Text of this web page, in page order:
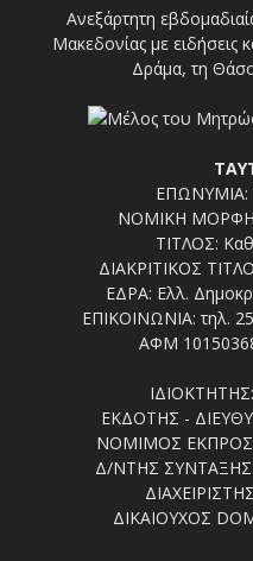
Ανεξάρτητη
Μακεδονίας με ειδήσεις
Δράμα, τη
ΕΠΩΝΥΜΙΑ:
ΝΟΜΙΚΗ ΜΟΡΦΗ:
ΤΙΤΛΟΣ:
ΔΙΑΚΡΙΤΙΚΟΣ
ΕΔΡΑ: Ελλ.
ΕΠΙΚΟΙΝΩΝΙΑ: τηλ.
ΑΦΜ
ΙΔΙΟΚΤΗΤΗΣ:
ΕΚΔΟΤΗΣ -
ΝΟΜΙΜΟΣ
Δ/ΝΤΗΣ ΣΥΝΤΑΞΗΣ:
ΔΙΚΑΙΟΥΧΟΣ